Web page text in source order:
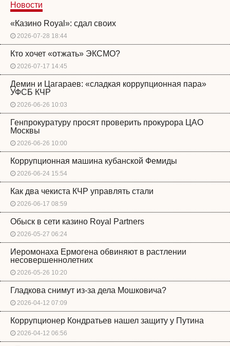
Новости
«Казино Royal»: сдал своих
2026-07-28 18:44
Кто хочет «отжать» ЭКСМО?
2026-07-17 14:45
Демин и Цагараев: «сладкая коррупционная пара»
УФСБ КЧР
2026-06-26 10:03
Генпрокуратуру просят проверить прокурора ЦАО
Москвы
2026-06-26 10:00
Коррупционная машина кубанской Фемиды
2026-06-24 15:54
Как два чекиста КЧР управлять стали
2026-06-17 08:59
Обыск в сети казино Royal Partners
2026-05-27 06:24
Иеромонаха Ермогена обвиняют в растлении
несовершеннолетних
2026-05-26 10:20
Гладкова снимут из-за дела Мошковича?
2026-04-12 07:09
Коррупционер Кондратьев нашел защиту у Путина
2026-04-12 06:56